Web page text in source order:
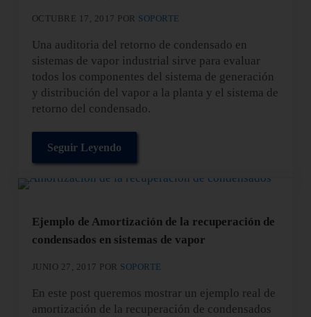
OCTUBRE 17, 2017 POR SOPORTE
Una auditoria del retorno de condensado en
sistemas de vapor industrial sirve para evaluar
todos los componentes del sistema de generación
y distribución del vapor a la planta y el sistema de
retorno del condensado.
Seguir LeyendoAuditoria del retorno de condensado en
Ejemplo de Amortización de la recuperación de
condensados en sistemas de vapor
JUNIO 27, 2017 POR SOPORTE
En este post queremos mostrar un ejemplo real de
amortización de la recuperación de condensados